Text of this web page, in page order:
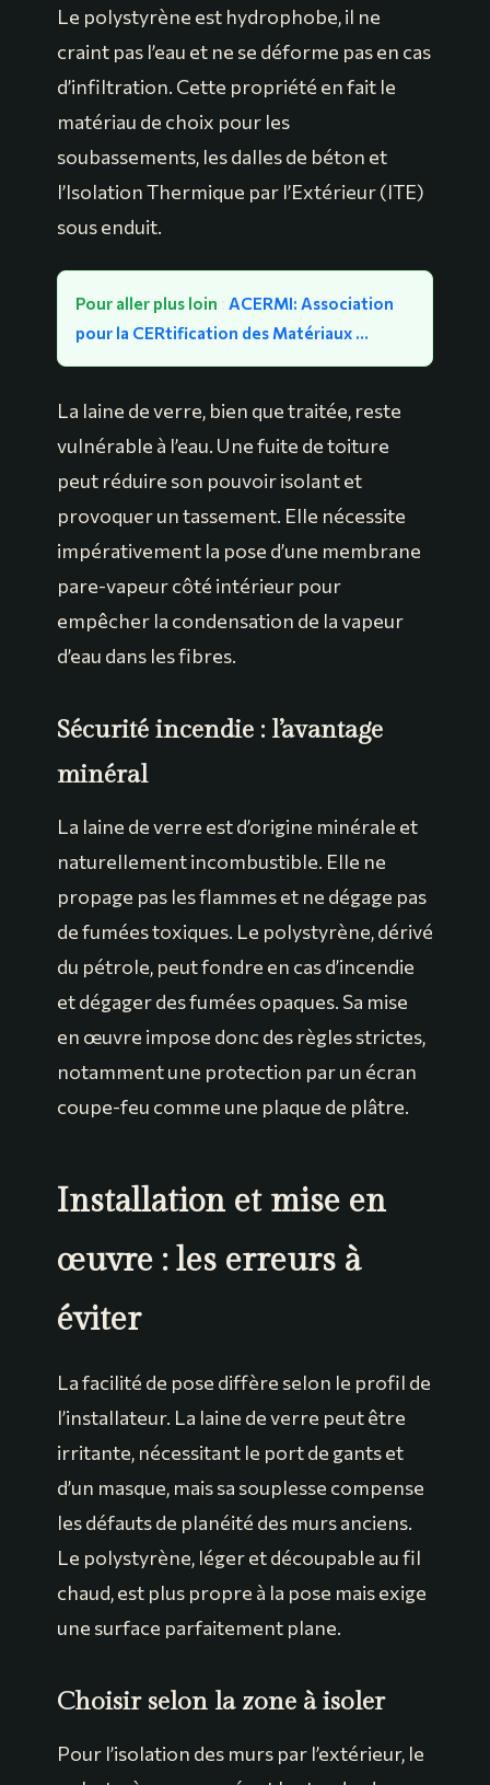
Le polystyrène est hydrophobe, il ne
craint pas l’eau et ne se déforme pas en cas
d’infiltration. Cette propriété en fait le
matériau de choix pour les
soubassements, les dalles de béton et
l’Isolation Thermique par l’Extérieur (ITE)
sous enduit.
Pour aller plus loin : ACERMI: Association
pour la CERtification des Matériaux …
La laine de verre, bien que traitée, reste
vulnérable à l’eau. Une fuite de toiture
peut réduire son pouvoir isolant et
provoquer un tassement. Elle nécessite
impérativement la pose d’une membrane
pare-vapeur côté intérieur pour
empêcher la condensation de la vapeur
d’eau dans les fibres.
Sécurité incendie : l’avantage
minéral
La laine de verre est d’origine minérale et
naturellement incombustible. Elle ne
propage pas les flammes et ne dégage pas
de fumées toxiques. Le polystyrène, dérivé
du pétrole, peut fondre en cas d’incendie
et dégager des fumées opaques. Sa mise
en œuvre impose donc des règles strictes,
notamment une protection par un écran
coupe-feu comme une plaque de plâtre.
Installation et mise en
œuvre : les erreurs à
éviter
La facilité de pose diffère selon le profil de
l’installateur. La laine de verre peut être
irritante, nécessitant le port de gants et
d’un masque, mais sa souplesse compense
les défauts de planéité des murs anciens.
Le polystyrène, léger et découpable au fil
chaud, est plus propre à la pose mais exige
une surface parfaitement plane.
Choisir selon la zone à isoler
Pour l’isolation des murs par l’extérieur, le